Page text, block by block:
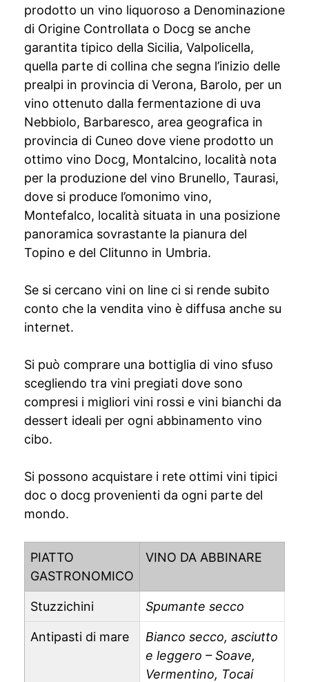
prodotto un vino liquoroso a Denominazione
di Origine Controllata o Docg se anche
garantita tipico della Sicilia, Valpolicella,
quella parte di collina che segna l’inizio delle
prealpi in provincia di Verona, Barolo, per un
vino ottenuto dalla fermentazione di uva
Nebbiolo, Barbaresco, area geografica in
provincia di Cuneo dove viene prodotto un
ottimo vino Docg, Montalcino, località nota
per la produzione del vino Brunello, Taurasi,
dove si produce l’omonimo vino,
Montefalco, località situata in una posizione
panoramica sovrastante la pianura del
Topino e del Clitunno in Umbria.
Se si cercano vini on line ci si rende subito
conto che la vendita vino è diffusa anche su
internet.
Si può comprare una bottiglia di vino sfuso
scegliendo tra vini pregiati dove sono
compresi i migliori vini rossi e vini bianchi da
dessert ideali per ogni abbinamento vino
cibo.
Si possono acquistare i rete ottimi vini tipici
doc o docg provenienti da ogni parte del
mondo.
PIATTO
GASTRONOMICO
VINO DA ABBINARE
Stuzzichini Spumante secco
Antipasti di mare
Bianco secco, asciutto
e leggero – Soave,
Vermentino, Tocai